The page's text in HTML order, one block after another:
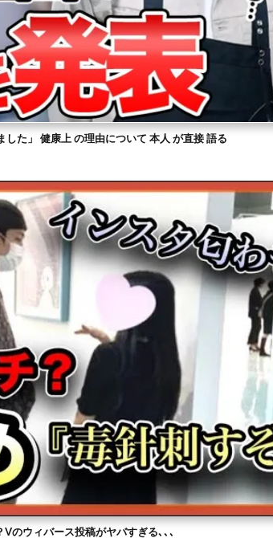
した」 健康上 の理由について 本人 が直接 語る
のウィバース投稿がヤバすぎる､､､